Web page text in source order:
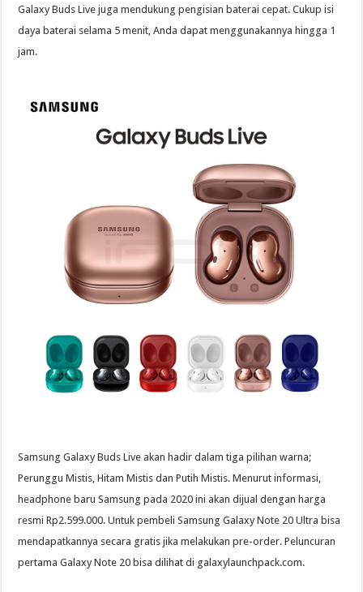
Galaxy Buds Live juga mendukung pengisian baterai cepat. Cukup isi
daya baterai selama 5 menit, Anda dapat menggunakannya hingga 1
jam.
Samsung Galaxy Buds Live akan hadir dalam tiga pilihan warna;
Perunggu Mistis, Hitam Mistis dan Putih Mistis. Menurut informasi,
headphone baru Samsung pada 2020 ini akan dijual dengan harga
resmi Rp2.599.000. Untuk pembeli Samsung Galaxy Note 20 Ultra bisa
mendapatkannya secara gratis jika melakukan pre-order. Peluncuran
pertama Galaxy Note 20 bisa dilihat di galaxylaunchpack.com.